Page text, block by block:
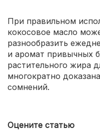
универсальность;
доступная цена.
При правильном
кокосовое масло
разнообразить
и аромат привычных
растительного жира
многократно
сомнений.
Оцените статью